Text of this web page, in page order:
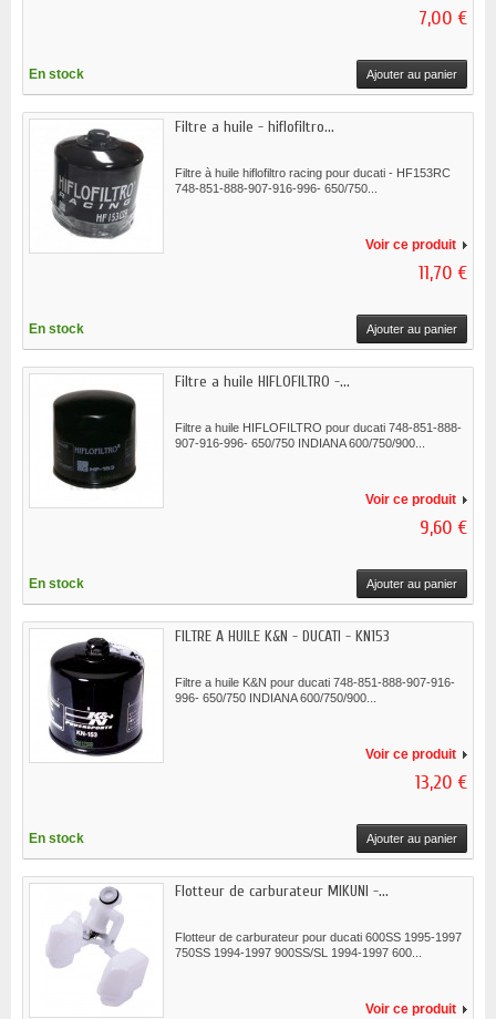
7,00 €
En stock Ajouter au panier
Filtre a huile - hiflofiltro...
Filtre à huile hiflofiltro racing pour ducati - HF153RC
748-851-888-907-916-996- 650/750...
Voir ce produit
11,70 €
En stock Ajouter au panier
Filtre a huile HIFLOFILTRO -...
Filtre a huile HIFLOFILTRO pour ducati 748-851-888-
907-916-996- 650/750 INDIANA 600/750/900...
Voir ce produit
9,60 €
En stock Ajouter au panier
FILTRE A HUILE K&N - DUCATI - KN153
Filtre a huile K&N pour ducati 748-851-888-907-916-
996- 650/750 INDIANA 600/750/900...
Voir ce produit
13,20 €
En stock Ajouter au panier
Flotteur de carburateur MIKUNI -...
Flotteur de carburateur pour ducati 600SS 1995-1997
750SS 1994-1997 900SS/SL 1994-1997 600...
Voir ce produit